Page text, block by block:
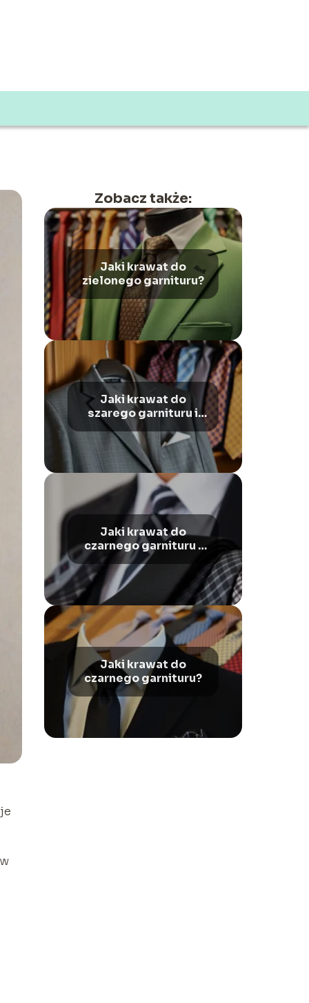
Zobacz także:
Jaki krawat do
zielonego garnituru?
Jaki krawat do
szarego garnituru i
białej koszuli?
Jaki krawat do
czarnego garnituru i
białej koszuli?
Jaki krawat do
czarnego garnituru?